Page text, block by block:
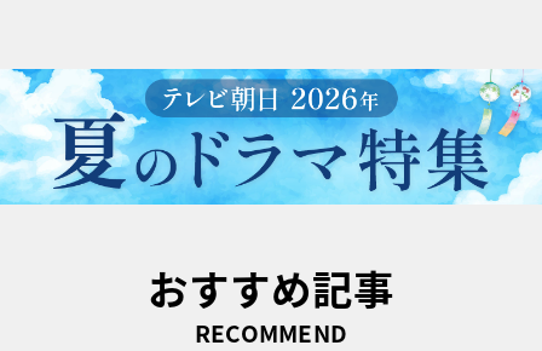
おすすめ記事
RECOMMEND